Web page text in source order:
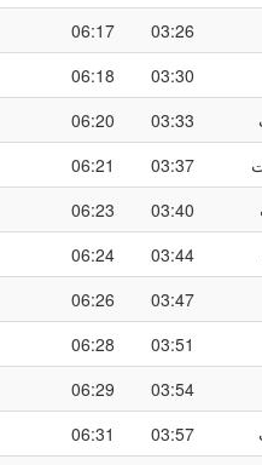
03:26
06:17
03:30
06:18
03:33
06:20
03:37
06:21
03:40
06:23
03:44
06:24
03:47
06:26
03:51
06:28
03:54
06:29
03:57
06:31